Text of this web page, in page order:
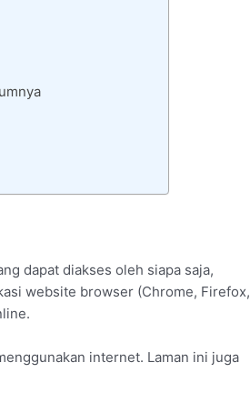
dapat diakses oleh siapa saja,
website browser (Chrome, Firefox,
internet. Laman ini juga